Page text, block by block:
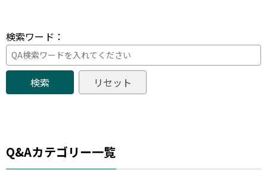
検索ワード：
Q&Aカテゴリー一覧